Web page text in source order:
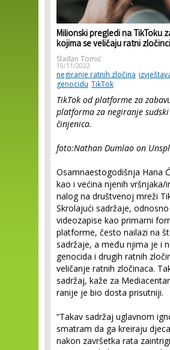
Milionski pregledi na TikToku
kojima se veličaju ratni zločinci
Slađan Tomić
15/11/2022
negiranje ratnih zločina
genocidu TikTok
TikTok od platforme za
platforma za negiranje
činjenica.
foto:Nathan Dumlao on
Osamnaestogodišnja Hana
kao i većina njenih vršnjaka/
nalog na društvenoj mreži
Skrolajući sadržaje, odnosno
videozapise kao primarni
platforme, često nailazi na
sadržaje, a među njima je i
genocida i drugih ratnih
veličanje ratnih zločinaca.
sadržaj, kaže za
ranije je bio dosta prisutniji.
“Takav sadržaj uglavnom
smatram da ga kreiraju
nakon završetka rata